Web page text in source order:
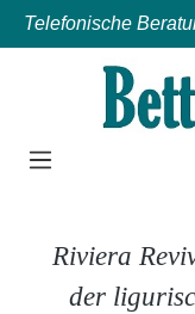
Zum Hauptinhalt
Telefonische
Riviera
der